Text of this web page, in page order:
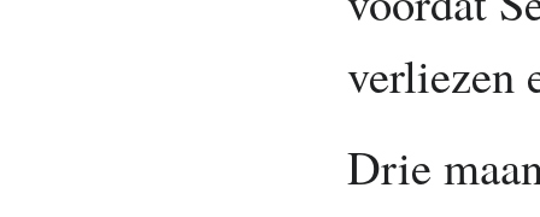
verliezen
Drie